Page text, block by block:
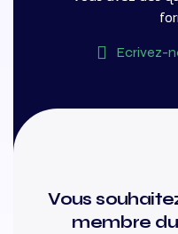
Ecrivez-
Vous
membre